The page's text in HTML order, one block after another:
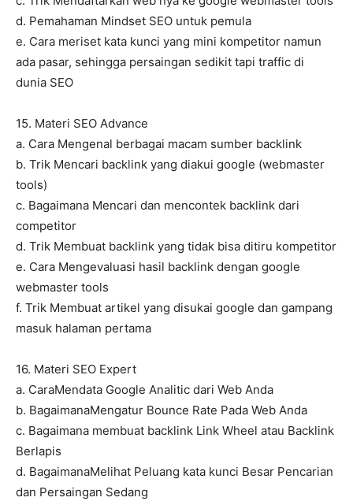
d. Pemahaman Mindset SEO untuk pemula
e. Cara meriset kata kunci yang mini kompetitor namun
ada pasar, sehingga persaingan sedikit tapi traffic di
dunia SEO
15. Materi SEO Advance
a. Cara Mengenal berbagai macam sumber backlink
b. Trik Mencari backlink yang diakui google (webmaster
tools)
c. Bagaimana Mencari dan mencontek backlink dari
competitor
d. Trik Membuat backlink yang tidak bisa ditiru kompetitor
e. Cara Mengevaluasi hasil backlink dengan google
webmaster tools
f. Trik Membuat artikel yang disukai google dan gampang
masuk halaman pertama
16. Materi SEO Expert
a. CaraMendata Google Analitic dari Web Anda
b. BagaimanaMengatur Bounce Rate Pada Web Anda
c. Bagaimana membuat backlink Link Wheel atau Backlink
Berlapis
d. BagaimanaMelihat Peluang kata kunci Besar Pencarian
dan Persaingan Sedang